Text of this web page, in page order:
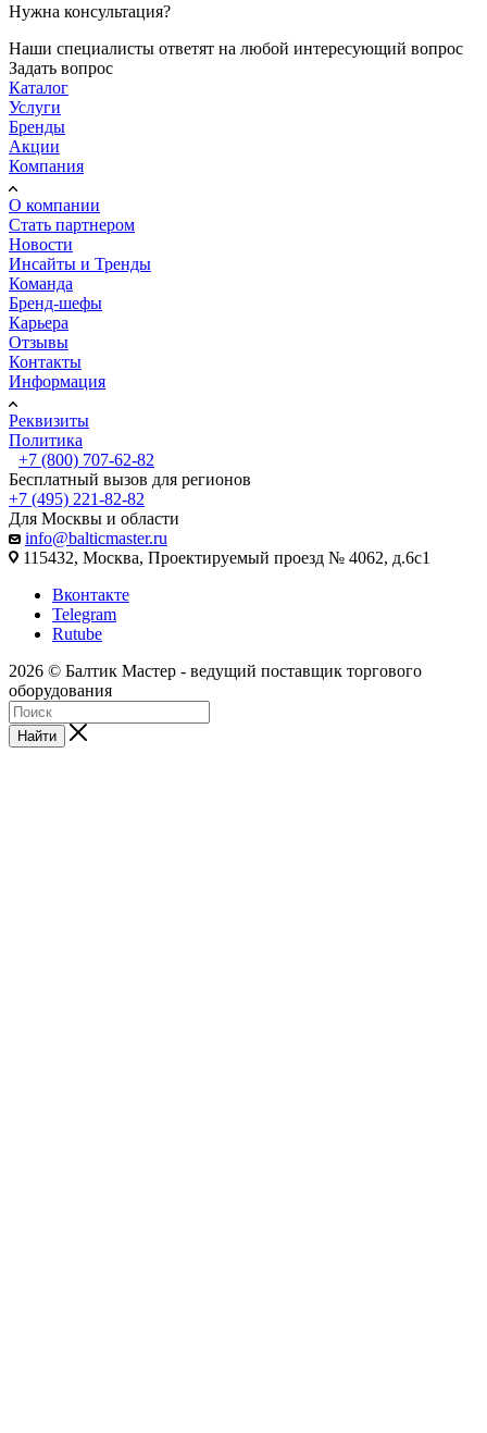
Нужна консультация?
Наши специалисты ответят на любой интересующий вопрос
Задать вопрос
Каталог
Услуги
Бренды
Акции
Компания
О компании
Стать партнером
Новости
Инсайты и Тренды
Команда
Бренд-шефы
Карьера
Отзывы
Контакты
Информация
Реквизиты
Политика
+7 (800) 707-62-82
Бесплатный вызов для регионов
+7 (495) 221-82-82
Для Москвы и области
info@balticmaster.ru
115432, Москва, Проектируемый проезд № 4062, д.6с1
Вконтакте
Telegram
Rutube
2026 © Балтик Мастер - ведущий поставщик торгового
оборудования
Найти